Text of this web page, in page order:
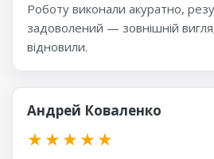
Роботу виконали акуратно,
задоволений — зовнішній
відновили.
Андрей Коваленко
★★★★★